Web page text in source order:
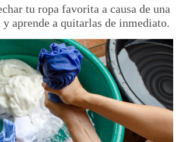
tu ropa favorita a causa de una
y aprende a quitarlas de inmediato.